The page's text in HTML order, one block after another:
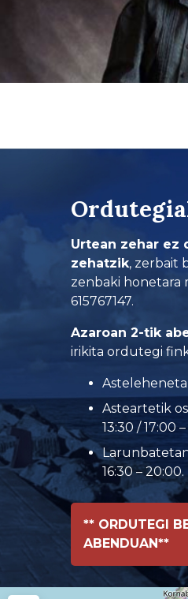
Urtean zehar ez
zehatzik, zerbait
zenbaki honetara
615767147.
Azaroan 2-tik
irikita ordutegi
Asteartetik
13:30 / 17:00
Larunbatetan
16:30 – 20:00.
** ORDUTEGI
ABENDUAN**